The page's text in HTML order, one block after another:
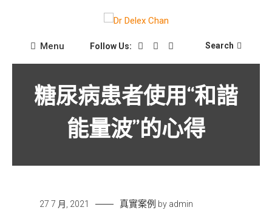
Dr Delex Chan
Menu
Follow Us: Search
糖尿病患者使用“和諧
能量波”的心得
27 7 月, 2021 真實案例 by admin